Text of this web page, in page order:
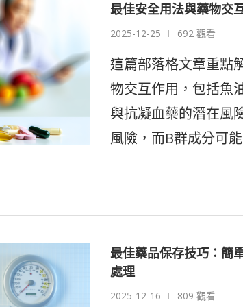
最佳安全用法與藥物交
2025-12-25 692 觀看
這篇部落格文章重點
物交互作用，包括魚
與抗凝血藥的潛在風
風險，而B群成分可
最佳藥品保存技巧：簡
處理
2025-12-16 809 觀看